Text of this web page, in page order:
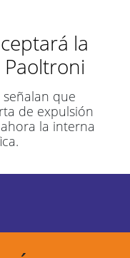
la
que
de expulsión
la interna